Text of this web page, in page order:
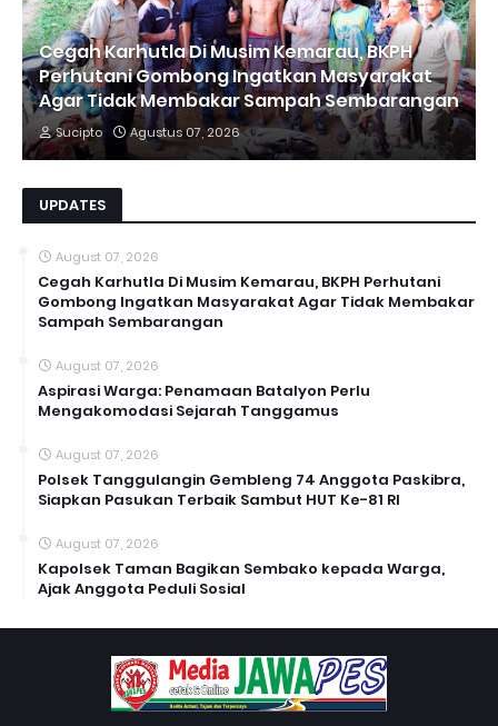
Cegah Karhutla Di Musim Kemarau, BKPH
Perhutani Gombong Ingatkan Masyarakat
Agar Tidak Membakar Sampah Sembarangan
Sucipto Agustus 07, 2026
UPDATES
August 07, 2026
Cegah Karhutla Di Musim Kemarau, BKPH Perhutani
Gombong Ingatkan Masyarakat Agar Tidak Membakar
Sampah Sembarangan
August 07, 2026
Aspirasi Warga: Penamaan Batalyon Perlu
Mengakomodasi Sejarah Tanggamus
August 07, 2026
Polsek Tanggulangin Gembleng 74 Anggota Paskibra,
Siapkan Pasukan Terbaik Sambut HUT Ke-81 RI
August 07, 2026
Kapolsek Taman Bagikan Sembako kepada Warga,
Ajak Anggota Peduli Sosial